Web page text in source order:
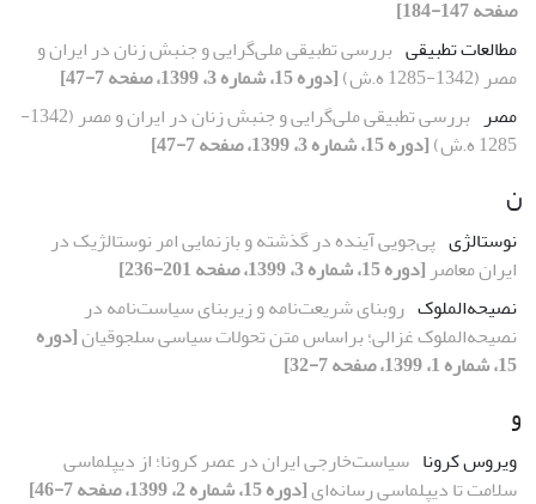
صفحه 147-184]
مطالعات تطبیقی بررسی تطبیقی ملی‌گرایی و جنبش زنان در ایران و
مصر (1342-1285 ه.ش)
[دوره 15، شماره 3، 1399، صفحه 7-47]
مصر
بررسی تطبیقی ملی‌گرایی و جنبش زنان در ایران و مصر (1342-
1285 ه.ش)
[دوره 15، شماره 3، 1399، صفحه 7-47]
ن
نوستالژی پی‌جویی آینده در گذشته و بازنمایی‌ امر نوستالژیک در
ایران معاصر [دوره 15، شماره 3، 1399، صفحه 201-236]
نصیحه‌‌الملوک روبنای شریعت‌‌نامه و زیربنای سیاست‌‌نامه در
نصیحه‌‌الملوک غزالی؛ براساس متن تحولات سیاسی سلجوقیان[دوره
15، شماره 1، 1399، صفحه 7-32]
و
ویروس کرونا سیاست‌خارجی ایران در عصر کرونا؛ از دیپلماسی
سلامت تا دیپلماسی رسانه‌ای[دوره 15، شماره 2، 1399، صفحه 7-46]